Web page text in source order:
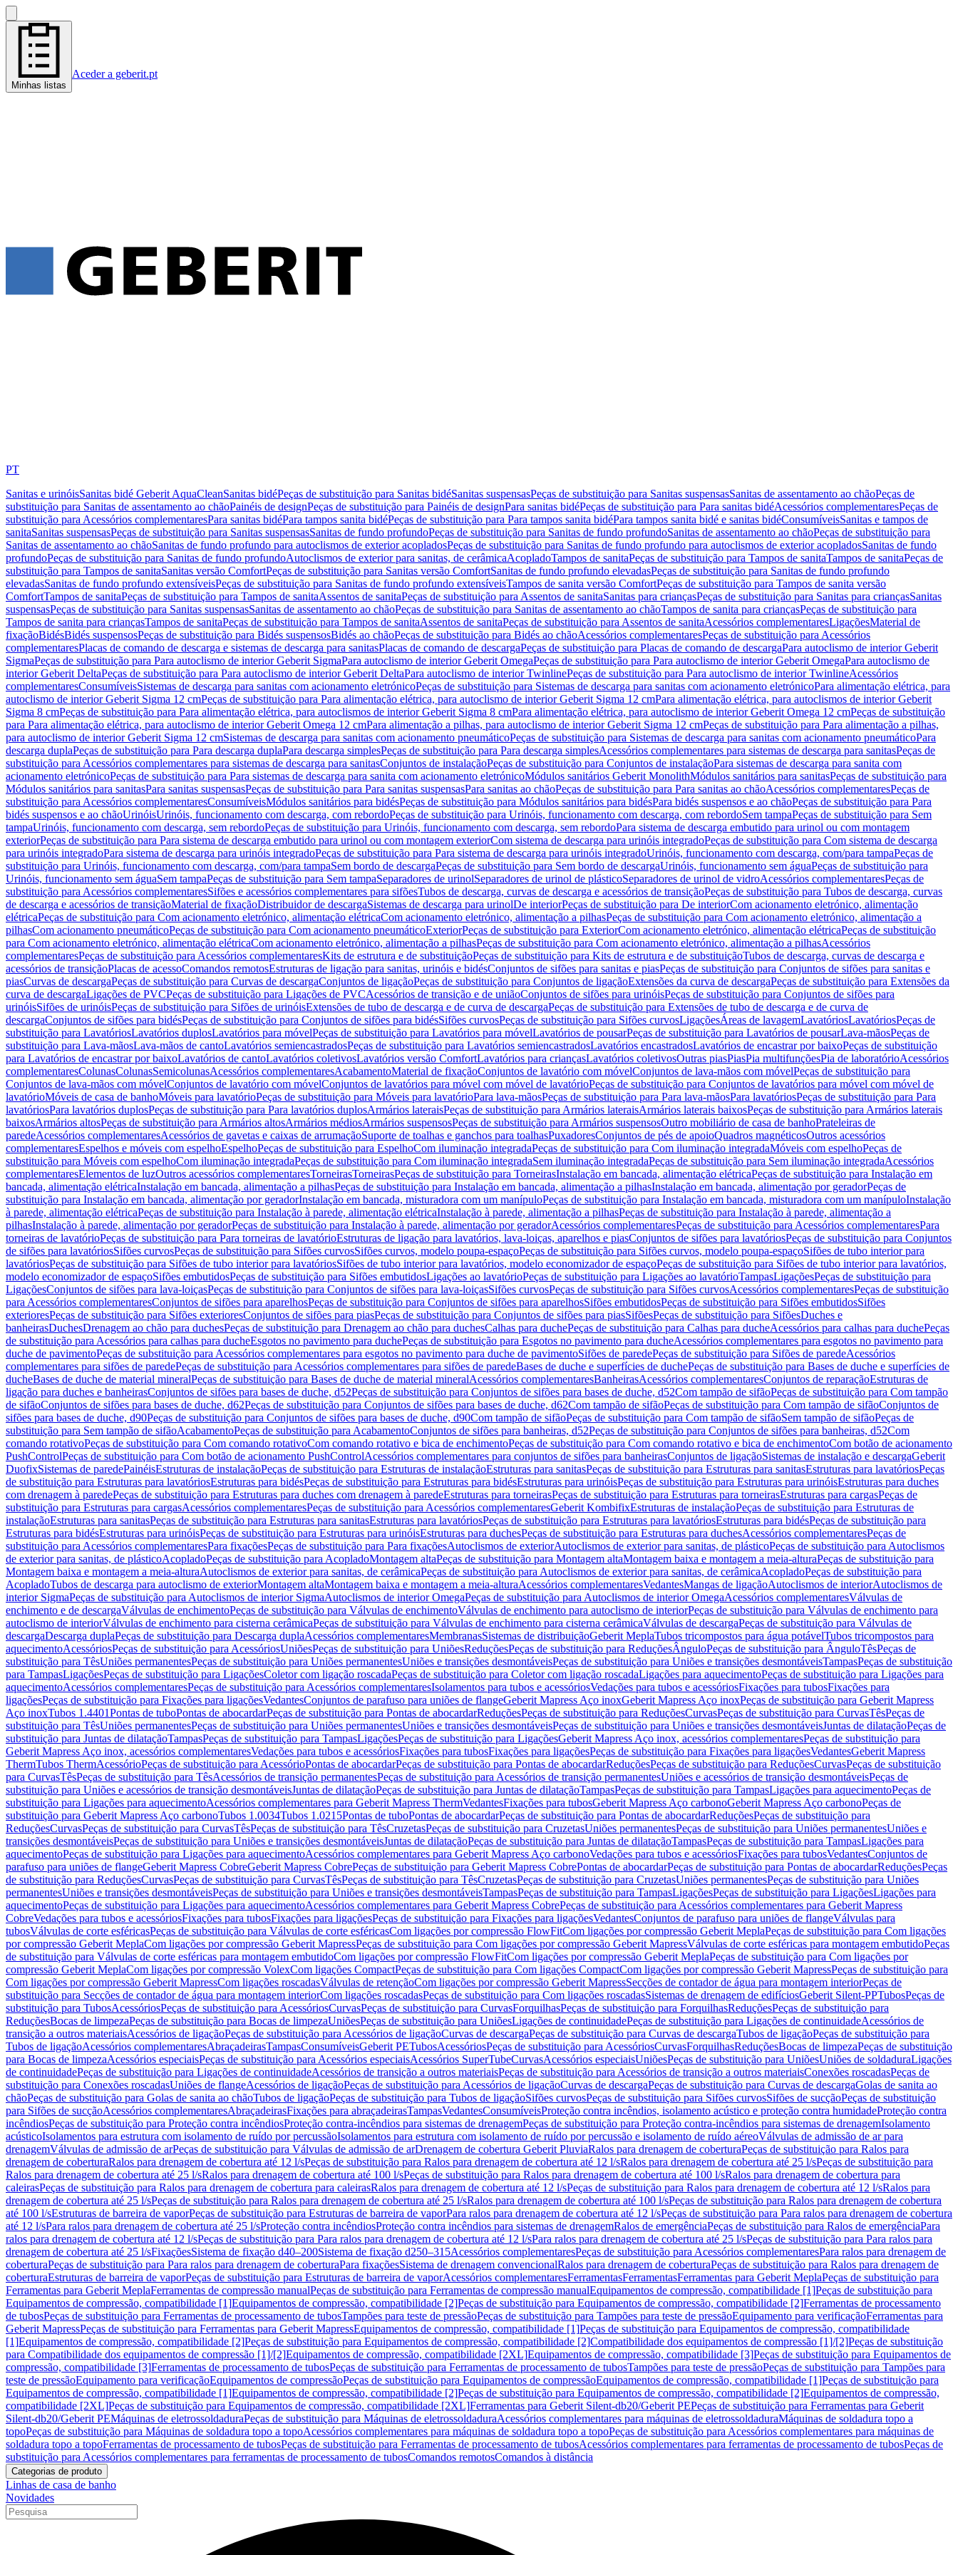
Minhas listas
Aceder a geberit.pt
PT
Sanitas e urinóisSanitas bidé Geberit AquaCleanSanitas bidéPeças de substituição para Sanitas bidéSanitas suspensasPeças de substituição para Sanitas suspensasSanitas de assentamento ao chãoPeças de
substituição para Sanitas de assentamento ao chãoPainéis de designPeças de substituição para Painéis de designPara sanitas bidéPeças de substituição para Para sanitas bidéAcessórios complementaresPeças de
substituição para Acessórios complementaresPara sanitas bidéPara tampos sanita bidéPeças de substituição para Para tampos sanita bidéPara tampos sanita bidé e sanitas bidéConsumíveisSanitas e tampos de
sanitaSanitas suspensasPeças de substituição para Sanitas suspensasSanitas de fundo profundoPeças de substituição para Sanitas de fundo profundoSanitas de assentamento ao chãoPeças de substituição para
Sanitas de assentamento ao chãoSanitas de fundo profundo para autoclismos de exterior acopladosPeças de substituição para Sanitas de fundo profundo para autoclismos de exterior acopladosSanitas de fundo
profundoPeças de substituição para Sanitas de fundo profundoAutoclismos de exterior para sanitas, de cerâmicaAcopladoTampos de sanitaPeças de substituição para Tampos de sanitaTampos de sanitaPeças de
substituição para Tampos de sanitaSanitas versão ComfortPeças de substituição para Sanitas versão ComfortSanitas de fundo profundo elevadasPeças de substituição para Sanitas de fundo profundo
elevadasSanitas de fundo profundo extensíveisPeças de substituição para Sanitas de fundo profundo extensíveisTampos de sanita versão ComfortPeças de substituição para Tampos de sanita versão
ComfortTampos de sanitaPeças de substituição para Tampos de sanitaAssentos de sanitaPeças de substituição para Assentos de sanitaSanitas para criançasPeças de substituição para Sanitas para criançasSanitas
suspensasPeças de substituição para Sanitas suspensasSanitas de assentamento ao chãoPeças de substituição para Sanitas de assentamento ao chãoTampos de sanita para criançasPeças de substituição para
Tampos de sanita para criançasTampos de sanitaPeças de substituição para Tampos de sanitaAssentos de sanitaPeças de substituição para Assentos de sanitaAcessórios complementaresLigaçõesMaterial de
fixaçãoBidésBidés suspensosPeças de substituição para Bidés suspensosBidés ao chãoPeças de substituição para Bidés ao chãoAcessórios complementaresPeças de substituição para Acessórios
complementaresPlacas de comando de descarga e sistemas de descarga para sanitasPlacas de comando de descargaPeças de substituição para Placas de comando de descargaPara autoclismo de interior Geberit
SigmaPeças de substituição para Para autoclismo de interior Geberit SigmaPara autoclismo de interior Geberit OmegaPeças de substituição para Para autoclismo de interior Geberit OmegaPara autoclismo de
interior Geberit DeltaPeças de substituição para Para autoclismo de interior Geberit DeltaPara autoclismo de interior TwinlinePeças de substituição para Para autoclismo de interior TwinlineAcessórios
complementaresConsumíveisSistemas de descarga para sanitas com acionamento eletrónicoPeças de substituição para Sistemas de descarga para sanitas com acionamento eletrónicoPara alimentação elétrica, para
autoclismo de interior Geberit Sigma 12 cmPeças de substituição para Para alimentação elétrica, para autoclismo de interior Geberit Sigma 12 cmPara alimentação elétrica, para autoclismos de interior Geberit
Sigma 8 cmPeças de substituição para Para alimentação elétrica, para autoclismos de interior Geberit Sigma 8 cmPara alimentação elétrica, para autoclismo de interior Geberit Omega 12 cmPeças de substituição
para Para alimentação elétrica, para autoclismo de interior Geberit Omega 12 cmPara alimentação a pilhas, para autoclismo de interior Geberit Sigma 12 cmPeças de substituição para Para alimentação a pilhas,
para autoclismo de interior Geberit Sigma 12 cmSistemas de descarga para sanitas com acionamento pneumáticoPeças de substituição para Sistemas de descarga para sanitas com acionamento pneumáticoPara
descarga duplaPeças de substituição para Para descarga duplaPara descarga simplesPeças de substituição para Para descarga simplesAcessórios complementares para sistemas de descarga para sanitasPeças de
substituição para Acessórios complementares para sistemas de descarga para sanitasConjuntos de instalaçãoPeças de substituição para Conjuntos de instalaçãoPara sistemas de descarga para sanita com
acionamento eletrónicoPeças de substituição para Para sistemas de descarga para sanita com acionamento eletrónicoMódulos sanitários Geberit MonolithMódulos sanitários para sanitasPeças de substituição para
Módulos sanitários para sanitasPara sanitas suspensasPeças de substituição para Para sanitas suspensasPara sanitas ao chãoPeças de substituição para Para sanitas ao chãoAcessórios complementaresPeças de
substituição para Acessórios complementaresConsumíveisMódulos sanitários para bidésPeças de substituição para Módulos sanitários para bidésPara bidés suspensos e ao chãoPeças de substituição para Para
bidés suspensos e ao chãoUrinóisUrinóis, funcionamento com descarga, com rebordoPeças de substituição para Urinóis, funcionamento com descarga, com rebordoSem tampaPeças de substituição para Sem
tampaUrinóis, funcionamento com descarga, sem rebordoPeças de substituição para Urinóis, funcionamento com descarga, sem rebordoPara sistema de descarga embutido para urinol ou com montagem
exteriorPeças de substituição para Para sistema de descarga embutido para urinol ou com montagem exteriorCom sistema de descarga para urinóis integradoPeças de substituição para Com sistema de descarga
para urinóis integradoPara sistema de descarga para urinóis integradoPeças de substituição para Para sistema de descarga para urinóis integradoUrinóis, funcionamento com descarga, com/para tampaPeças de
substituição para Urinóis, funcionamento com descarga, com/para tampaSem bordo de descargaPeças de substituição para Sem bordo de descargaUrinóis, funcionamento sem águaPeças de substituição para
Urinóis, funcionamento sem águaSem tampaPeças de substituição para Sem tampaSeparadores de urinolSeparadores de urinol de plásticoSeparadores de urinol de vidroAcessórios complementaresPeças de
substituição para Acessórios complementaresSifões e acessórios complementares para sifõesTubos de descarga, curvas de descarga e acessórios de transiçãoPeças de substituição para Tubos de descarga, curvas
de descarga e acessórios de transiçãoMaterial de fixaçãoDistribuidor de descargaSistemas de descarga para urinolDe interiorPeças de substituição para De interiorCom acionamento eletrónico, alimentação
elétricaPeças de substituição para Com acionamento eletrónico, alimentação elétricaCom acionamento eletrónico, alimentação a pilhasPeças de substituição para Com acionamento eletrónico, alimentação a
pilhasCom acionamento pneumáticoPeças de substituição para Com acionamento pneumáticoExteriorPeças de substituição para ExteriorCom acionamento eletrónico, alimentação elétricaPeças de substituição
para Com acionamento eletrónico, alimentação elétricaCom acionamento eletrónico, alimentação a pilhasPeças de substituição para Com acionamento eletrónico, alimentação a pilhasAcessórios
complementaresPeças de substituição para Acessórios complementaresKits de estrutura e de substituiçãoPeças de substituição para Kits de estrutura e de substituiçãoTubos de descarga, curvas de descarga e
acessórios de transiçãoPlacas de acessoComandos remotosEstruturas de ligação para sanitas, urinóis e bidésConjuntos de sifões para sanitas e piasPeças de substituição para Conjuntos de sifões para sanitas e
piasCurvas de descargaPeças de substituição para Curvas de descargaConjuntos de ligaçãoPeças de substituição para Conjuntos de ligaçãoExtensões da curva de descargaPeças de substituição para Extensões da
curva de descargaLigações de PVCPeças de substituição para Ligações de PVCAcessórios de transição e de uniãoConjuntos de sifões para urinóisPeças de substituição para Conjuntos de sifões para
urinóisSifões de urinóisPeças de substituição para Sifões de urinóisExtensões de tubo de descarga e de curva de descargaPeças de substituição para Extensões de tubo de descarga e de curva de
descargaConjuntos de sifões para bidésPeças de substituição para Conjuntos de sifões para bidésSifões curvosPeças de substituição para Sifões curvosLigaçõesÁreas de lavagemLavatóriosLavatóriosPeças de
substituição para LavatóriosLavatórios duplosLavatórios para móvelPeças de substituição para Lavatórios para móvelLavatórios de pousarPeças de substituição para Lavatórios de pousarLava-mãosPeças de
substituição para Lava-mãosLava-mãos de cantoLavatórios semiencastradosPeças de substituição para Lavatórios semiencastradosLavatórios encastradosLavatórios de encastrar por baixoPeças de substituição
para Lavatórios de encastrar por baixoLavatórios de cantoLavatórios coletivosLavatórios versão ComfortLavatórios para criançasLavatórios coletivosOutras piasPiasPia multifunçõesPia de laboratórioAcessórios
complementaresColunasColunasSemicolunasAcessórios complementaresAcabamentoMaterial de fixaçãoConjuntos de lavatório com móvelConjuntos de lava-mãos com móvelPeças de substituição para
Conjuntos de lava-mãos com móvelConjuntos de lavatório com móvelConjuntos de lavatórios para móvel com móvel de lavatórioPeças de substituição para Conjuntos de lavatórios para móvel com móvel de
lavatórioMóveis de casa de banhoMóveis para lavatórioPeças de substituição para Móveis para lavatórioPara lava-mãosPeças de substituição para Para lava-mãosPara lavatóriosPeças de substituição para Para
lavatóriosPara lavatórios duplosPeças de substituição para Para lavatórios duplosArmários lateraisPeças de substituição para Armários lateraisArmários laterais baixosPeças de substituição para Armários laterais
baixosArmários altosPeças de substituição para Armários altosArmários médiosArmários suspensosPeças de substituição para Armários suspensosOutro mobiliário de casa de banhoPrateleiras de
paredeAcessórios complementaresAcessórios de gavetas e caixas de arrumaçãoSuporte de toalhas e ganchos para toalhasPuxadoresConjuntos de pés de apoioQuadros magnéticosOutros acessórios
complementaresEspelhos e móveis com espelhoEspelhoPeças de substituição para EspelhoCom iluminação integradaPeças de substituição para Com iluminação integradaMóveis com espelhoPeças de
substituição para Móveis com espelhoCom iluminação integradaPeças de substituição para Com iluminação integradaSem iluminação integradaPeças de substituição para Sem iluminação integradaAcessórios
complementaresElementos de luzOutros acessórios complementaresTorneirasTorneirasPeças de substituição para TorneirasInstalação em bancada, alimentação elétricaPeças de substituição para Instalação em
bancada, alimentação elétricaInstalação em bancada, alimentação a pilhasPeças de substituição para Instalação em bancada, alimentação a pilhasInstalação em bancada, alimentação por geradorPeças de
substituição para Instalação em bancada, alimentação por geradorInstalação em bancada, misturadora com um manípuloPeças de substituição para Instalação em bancada, misturadora com um manípuloInstalação
à parede, alimentação elétricaPeças de substituição para Instalação à parede, alimentação elétricaInstalação à parede, alimentação a pilhasPeças de substituição para Instalação à parede, alimentação a
pilhasInstalação à parede, alimentação por geradorPeças de substituição para Instalação à parede, alimentação por geradorAcessórios complementaresPeças de substituição para Acessórios complementaresPara
torneiras de lavatórioPeças de substituição para Para torneiras de lavatórioEstruturas de ligação para lavatórios, lava-loiças, aparelhos e piasConjuntos de sifões para lavatóriosPeças de substituição para Conjuntos
de sifões para lavatóriosSifões curvosPeças de substituição para Sifões curvosSifões curvos, modelo poupa-espaçoPeças de substituição para Sifões curvos, modelo poupa-espaçoSifões de tubo interior para
lavatóriosPeças de substituição para Sifões de tubo interior para lavatóriosSifões de tubo interior para lavatórios, modelo economizador de espaçoPeças de substituição para Sifões de tubo interior para lavatórios,
modelo economizador de espaçoSifões embutidosPeças de substituição para Sifões embutidosLigações ao lavatórioPeças de substituição para Ligações ao lavatórioTampasLigaçõesPeças de substituição para
LigaçõesConjuntos de sifões para lava-loiçasPeças de substituição para Conjuntos de sifões para lava-loiçasSifões curvosPeças de substituição para Sifões curvosAcessórios complementaresPeças de substituição
para Acessórios complementaresConjuntos de sifões para aparelhosPeças de substituição para Conjuntos de sifões para aparelhosSifões embutidosPeças de substituição para Sifões embutidosSifões
exterioresPeças de substituição para Sifões exterioresConjuntos de sifões para piasPeças de substituição para Conjuntos de sifões para piasSifõesPeças de substituição para SifõesDuches e
banheirasDuchesDrenagem ao chão para duchesPeças de substituição para Drenagem ao chão para duchesCalhas para duchePeças de substituição para Calhas para ducheAcessórios para calhas para duchePeças
de substituição para Acessórios para calhas para ducheEsgotos no pavimento para duchePeças de substituição para Esgotos no pavimento para ducheAcessórios complementares para esgotos no pavimento para
duche de pavimentoPeças de substituição para Acessórios complementares para esgotos no pavimento para duche de pavimentoSifões de paredePeças de substituição para Sifões de paredeAcessórios
complementares para sifões de paredePeças de substituição para Acessórios complementares para sifões de paredeBases de duche e superfícies de duchePeças de substituição para Bases de duche e superfícies de
ducheBases de duche de material mineralPeças de substituição para Bases de duche de material mineralAcessórios complementaresBanheirasAcessórios complementaresConjuntos de reparaçãoEstruturas de
ligação para duches e banheirasConjuntos de sifões para bases de duche, d52Peças de substituição para Conjuntos de sifões para bases de duche, d52Com tampão de sifãoPeças de substituição para Com tampão
de sifãoConjuntos de sifões para bases de duche, d62Peças de substituição para Conjuntos de sifões para bases de duche, d62Com tampão de sifãoPeças de substituição para Com tampão de sifãoConjuntos de
sifões para bases de duche, d90Peças de substituição para Conjuntos de sifões para bases de duche, d90Com tampão de sifãoPeças de substituição para Com tampão de sifãoSem tampão de sifãoPeças de
substituição para Sem tampão de sifãoAcabamentoPeças de substituição para AcabamentoConjuntos de sifões para banheiras, d52Peças de substituição para Conjuntos de sifões para banheiras, d52Com
comando rotativoPeças de substituição para Com comando rotativoCom comando rotativo e bica de enchimentoPeças de substituição para Com comando rotativo e bica de enchimentoCom botão de acionamento
PushControlPeças de substituição para Com botão de acionamento PushControlAcessórios complementares para conjuntos de sifões para banheirasConjuntos de ligaçãoSistemas de instalação e descargaGeberit
DuofixSistemas de paredePainéisEstruturas de instalaçãoPeças de substituição para Estruturas de instalaçãoEstruturas para sanitasPeças de substituição para Estruturas para sanitasEstruturas para lavatóriosPeças
de substituição para Estruturas para lavatóriosEstruturas para bidésPeças de substituição para Estruturas para bidésEstruturas para urinóisPeças de substituição para Estruturas para urinóisEstruturas para duches
com drenagem à paredePeças de substituição para Estruturas para duches com drenagem à paredeEstruturas para torneirasPeças de substituição para Estruturas para torneirasEstruturas para cargasPeças de
substituição para Estruturas para cargasAcessórios complementaresPeças de substituição para Acessórios complementaresGeberit KombifixEstruturas de instalaçãoPeças de substituição para Estruturas de
instalaçãoEstruturas para sanitasPeças de substituição para Estruturas para sanitasEstruturas para lavatóriosPeças de substituição para Estruturas para lavatóriosEstruturas para bidésPeças de substituição para
Estruturas para bidésEstruturas para urinóisPeças de substituição para Estruturas para urinóisEstruturas para duchesPeças de substituição para Estruturas para duchesAcessórios complementaresPeças de
substituição para Acessórios complementaresPara fixaçõesPeças de substituição para Para fixaçõesAutoclismos de exteriorAutoclismos de exterior para sanitas, de plásticoPeças de substituição para Autoclismos
de exterior para sanitas, de plásticoAcopladoPeças de substituição para AcopladoMontagem altaPeças de substituição para Montagem altaMontagem baixa e montagem a meia-alturaPeças de substituição para
Montagem baixa e montagem a meia-alturaAutoclismos de exterior para sanitas, de cerâmicaPeças de substituição para Autoclismos de exterior para sanitas, de cerâmicaAcopladoPeças de substituição para
AcopladoTubos de descarga para autoclismo de exteriorMontagem altaMontagem baixa e montagem a meia-alturaAcessórios complementaresVedantesMangas de ligaçãoAutoclismos de interiorAutoclismos de
interior SigmaPeças de substituição para Autoclismos de interior SigmaAutoclismos de interior OmegaPeças de substituição para Autoclismos de interior OmegaAcessórios complementaresVálvulas de
enchimento e de descargaVálvulas de enchimentoPeças de substituição para Válvulas de enchimentoVálvulas de enchimento para autoclismo de interiorPeças de substituição para Válvulas de enchimento para
autoclismo de interiorVálvulas de enchimento para cisterna cerâmicaPeças de substituição para Válvulas de enchimento para cisterna cerâmicaVálvulas de descargaPeças de substituição para Válvulas de
descargaDescarga duplaPeças de substituição para Descarga duplaAcessórios complementaresMembranasSistemas de distribuiçãoGeberit MeplaTubos tricompostos para água potávelTubos tricompostos para
aquecimentoAcessóriosPeças de substituição para AcessóriosUniõesPeças de substituição para UniõesReduçõesPeças de substituição para ReduçõesÂnguloPeças de substituição para ÂnguloTêsPeças de
substituição para TêsUniões permanentesPeças de substituição para Uniões permanentesUniões e transições desmontáveisPeças de substituição para Uniões e transições desmontáveisTampasPeças de substituição
para TampasLigaçõesPeças de substituição para LigaçõesColetor com ligação roscadaPeças de substituição para Coletor com ligação roscadaLigações para aquecimentoPeças de substituição para Ligações para
aquecimentoAcessórios complementaresPeças de substituição para Acessórios complementaresIsolamentos para tubos e acessóriosVedações para tubos e acessóriosFixações para tubosFixações para
ligaçõesPeças de substituição para Fixações para ligaçõesVedantesConjuntos de parafuso para uniões de flangeGeberit Mapress Aço inoxGeberit Mapress Aço inoxPeças de substituição para Geberit Mapress
Aço inoxTubos 1.4401Pontas de tuboPontas de abocardarPeças de substituição para Pontas de abocardarReduçõesPeças de substituição para ReduçõesCurvasPeças de substituição para CurvasTêsPeças de
substituição para TêsUniões permanentesPeças de substituição para Uniões permanentesUniões e transições desmontáveisPeças de substituição para Uniões e transições desmontáveisJuntas de dilataçãoPeças de
substituição para Juntas de dilataçãoTampasPeças de substituição para TampasLigaçõesPeças de substituição para LigaçõesGeberit Mapress Aço inox, acessórios complementaresPeças de substituição para
Geberit Mapress Aço inox, acessórios complementaresVedações para tubos e acessóriosFixações para tubosFixações para ligaçõesPeças de substituição para Fixações para ligaçõesVedantesGeberit Mapress
ThermTubos ThermAcessórioPeças de substituição para AcessórioPontas de abocardarPeças de substituição para Pontas de abocardarReduçõesPeças de substituição para ReduçõesCurvasPeças de substituição
para CurvasTêsPeças de substituição para TêsAcessórios de transição permanentesPeças de substituição para Acessórios de transição permanentesUniões e acessórios de transição desmontáveisPeças de
substituição para Uniões e acessórios de transição desmontáveisJuntas de dilataçãoPeças de substituição para Juntas de dilataçãoTampasPeças de substituição para TampasLigações para aquecimentoPeças de
substituição para Ligações para aquecimentoAcessórios complementares para Geberit Mapress ThermVedantesFixações para tubosGeberit Mapress Aço carbonoGeberit Mapress Aço carbonoPeças de
substituição para Geberit Mapress Aço carbonoTubos 1.0034Tubos 1.0215Pontas de tuboPontas de abocardarPeças de substituição para Pontas de abocardarReduçõesPeças de substituição para
ReduçõesCurvasPeças de substituição para CurvasTêsPeças de substituição para TêsCruzetasPeças de substituição para CruzetasUniões permanentesPeças de substituição para Uniões permanentesUniões e
transições desmontáveisPeças de substituição para Uniões e transições desmontáveisJuntas de dilataçãoPeças de substituição para Juntas de dilataçãoTampasPeças de substituição para TampasLigações para
aquecimentoPeças de substituição para Ligações para aquecimentoAcessórios complementares para Geberit Mapress Aço carbonoVedações para tubos e acessóriosFixações para tubosVedantesConjuntos de
parafuso para uniões de flangeGeberit Mapress CobreGeberit Mapress CobrePeças de substituição para Geberit Mapress CobrePontas de abocardarPeças de substituição para Pontas de abocardarReduçõesPeças
de substituição para ReduçõesCurvasPeças de substituição para CurvasTêsPeças de substituição para TêsCruzetasPeças de substituição para CruzetasUniões permanentesPeças de substituição para Uniões
permanentesUniões e transições desmontáveisPeças de substituição para Uniões e transições desmontáveisTampasPeças de substituição para TampasLigaçõesPeças de substituição para LigaçõesLigações para
aquecimentoPeças de substituição para Ligações para aquecimentoAcessórios complementares para Geberit Mapress CobrePeças de substituição para Acessórios complementares para Geberit Mapress
CobreVedações para tubos e acessóriosFixações para tubosFixações para ligaçõesPeças de substituição para Fixações para ligaçõesVedantesConjuntos de parafuso para uniões de flangeVálvulas para
tubosVálvulas de corte esféricasPeças de substituição para Válvulas de corte esféricasCom ligações por compressão FlowFitCom ligações por compressão Geberit MeplaPeças de substituição para Com ligações
por compressão Geberit MeplaCom ligações por compressão Geberit MapressPeças de substituição para Com ligações por compressão Geberit MapressVálvulas de corte esféricas para montagem embutidoPeças
de substituição para Válvulas de corte esféricas para montagem embutidoCom ligações por compressão FlowFitCom ligações por compressão Geberit MeplaPeças de substituição para Com ligações por
compressão Geberit MeplaCom ligações por compressão VolexCom ligações CompactPeças de substituição para Com ligações CompactCom ligações por compressão Geberit MapressPeças de substituição para
Com ligações por compressão Geberit MapressCom ligações roscadasVálvulas de retençãoCom ligações por compressão Geberit MapressSecções de contador de água para montagem interiorPeças de
substituição para Secções de contador de água para montagem interiorCom ligações roscadasPeças de substituição para Com ligações roscadasSistemas de drenagem de edifíciosGeberit Silent-PPTubosPeças de
substituição para TubosAcessóriosPeças de substituição para AcessóriosCurvasPeças de substituição para CurvasForquilhasPeças de substituição para ForquilhasReduçõesPeças de substituição para
ReduçõesBocas de limpezaPeças de substituição para Bocas de limpezaUniõesPeças de substituição para UniõesLigações de continuidadePeças de substituição para Ligações de continuidadeAcessórios de
transição a outros materiaisAcessórios de ligaçãoPeças de substituição para Acessórios de ligaçãoCurvas de descargaPeças de substituição para Curvas de descargaTubos de ligaçãoPeças de substituição para
Tubos de ligaçãoAcessórios complementaresAbraçadeirasTampasConsumíveisGeberit PETubosAcessóriosPeças de substituição para AcessóriosCurvasForquilhasReduçõesBocas de limpezaPeças de substituição
para Bocas de limpezaAcessórios especiaisPeças de substituição para Acessórios especiaisAcessórios SuperTubeCurvasAcessórios especiaisUniõesPeças de substituição para UniõesUniões de soldaduraLigações
de continuidadePeças de substituição para Ligações de continuidadeAcessórios de transição a outros materiaisPeças de substituição para Acessórios de transição a outros materiaisConexões roscadasPeças de
substituição para Conexões roscadasUniões de flangeAcessórios de ligaçãoPeças de substituição para Acessórios de ligaçãoCurvas de descargaPeças de substituição para Curvas de descargaGolas de sanita ao
chãoPeças de substituição para Golas de sanita ao chãoTubos de ligaçãoPeças de substituição para Tubos de ligaçãoSifões curvosPeças de substituição para Sifões curvosSifões de sucçãoPeças de substituição
para Sifões de sucçãoAcessórios complementaresAbraçadeirasFixações para abraçadeirasTampasVedantesConsumíveisProteção contra incêndios, isolamento acústico e proteção contra humidadeProteção contra
incêndiosPeças de substituição para Proteção contra incêndiosProteção contra-incêndios para sistemas de drenagemPeças de substituição para Proteção contra-incêndios para sistemas de drenagemIsolamento
acústicoIsolamentos para estrutura com isolamento de ruído por percussãoIsolamentos para estrutura com isolamento de ruído por percussão e isolamento de ruído aéreoVálvulas de admissão de ar para
drenagemVálvulas de admissão de arPeças de substituição para Válvulas de admissão de arDrenagem de cobertura Geberit PluviaRalos para drenagem de coberturaPeças de substituição para Ralos para
drenagem de coberturaRalos para drenagem de cobertura até 12 l/sPeças de substituição para Ralos para drenagem de cobertura até 12 l/sRalos para drenagem de cobertura até 25 l/sPeças de substituição para
Ralos para drenagem de cobertura até 25 l/sRalos para drenagem de cobertura até 100 l/sPeças de substituição para Ralos para drenagem de cobertura até 100 l/sRalos para drenagem de cobertura para
caleirasPeças de substituição para Ralos para drenagem de cobertura para caleirasRalos para drenagem de cobertura até 12 l/sPeças de substituição para Ralos para drenagem de cobertura até 12 l/sRalos para
drenagem de cobertura até 25 l/sPeças de substituição para Ralos para drenagem de cobertura até 25 l/sRalos para drenagem de cobertura até 100 l/sPeças de substituição para Ralos para drenagem de cobertura
até 100 l/sEstruturas de barreira de vaporPeças de substituição para Estruturas de barreira de vaporPara ralos para drenagem de cobertura até 12 l/sPeças de substituição para Para ralos para drenagem de cobertura
até 12 l/sPara ralos para drenagem de cobertura até 25 l/sProteção contra incêndiosProteção contra incêndios para sistemas de drenagemRalos de emergênciaPeças de substituição para Ralos de emergênciaPara
ralos para drenagem de cobertura até 12 l/sPeças de substituição para Para ralos para drenagem de cobertura até 12 l/sPara ralos para drenagem de cobertura até 25 l/sPeças de substituição para Para ralos para
drenagem de cobertura até 25 l/sFixaçõesSistema de fixação d40–200Sistema de fixação d250–315Acessórios complementaresPeças de substituição para Acessórios complementaresPara ralos para drenagem de
coberturaPeças de substituição para Para ralos para drenagem de coberturaPara fixaçõesSistema de drenagem convencionalRalos para drenagem de coberturaPeças de substituição para Ralos para drenagem de
coberturaEstruturas de barreira de vaporPeças de substituição para Estruturas de barreira de vaporAcessórios complementaresFerramentasFerramentasFerramentas para Geberit MeplaPeças de substituição para
Ferramentas para Geberit MeplaFerramentas de compressão manualPeças de substituição para Ferramentas de compressão manualEquipamentos de compressão, compatibilidade [1]Peças de substituição para
Equipamentos de compressão, compatibilidade [1]Equipamentos de compressão, compatibilidade [2]Peças de substituição para Equipamentos de compressão, compatibilidade [2]Ferramentas de processamento
de tubosPeças de substituição para Ferramentas de processamento de tubosTampões para teste de pressãoPeças de substituição para Tampões para teste de pressãoEquipamento para verificaçãoFerramentas para
Geberit MapressPeças de substituição para Ferramentas para Geberit MapressEquipamentos de compressão, compatibilidade [1]Peças de substituição para Equipamentos de compressão, compatibilidade
[1]Equipamentos de compressão, compatibilidade [2]Peças de substituição para Equipamentos de compressão, compatibilidade [2]Compatibilidade dos equipamentos de compressão [1]/[2]Peças de substituição
para Compatibilidade dos equipamentos de compressão [1]/[2]Equipamentos de compressão, compatibilidade [2XL]Equipamentos de compressão, compatibilidade [3]Peças de substituição para Equipamentos de
compressão, compatibilidade [3]Ferramentas de processamento de tubosPeças de substituição para Ferramentas de processamento de tubosTampões para teste de pressãoPeças de substituição para Tampões para
teste de pressãoEquipamento para verificaçãoEquipamentos de compressãoPeças de substituição para Equipamentos de compressãoEquipamentos de compressão, compatibilidade [1]Peças de substituição para
Equipamentos de compressão, compatibilidade [1]Equipamentos de compressão, compatibilidade [2]Peças de substituição para Equipamentos de compressão, compatibilidade [2]Equipamentos de compressão,
compatibilidade [2XL]Peças de substituição para Equipamentos de compressão, compatibilidade [2XL]Ferramentas para Geberit Silent-db20/Geberit PEPeças de substituição para Ferramentas para Geberit
Silent-db20/Geberit PEMáquinas de eletrossoldaduraPeças de substituição para Máquinas de eletrossoldaduraAcessórios complementares para máquinas de eletrossoldaduraMáquinas de soldadura topo a
topoPeças de substituição para Máquinas de soldadura topo a topoAcessórios complementares para máquinas de soldadura topo a topoPeças de substituição para Acessórios complementares para máquinas de
soldadura topo a topoFerramentas de processamento de tubosPeças de substituição para Ferramentas de processamento de tubosAcessórios complementares para ferramentas de processamento de tubosPeças de
substituição para Acessórios complementares para ferramentas de processamento de tubosComandos remotosComandos à distância
Categorias de produto
Linhas de casa de banho
Novidades